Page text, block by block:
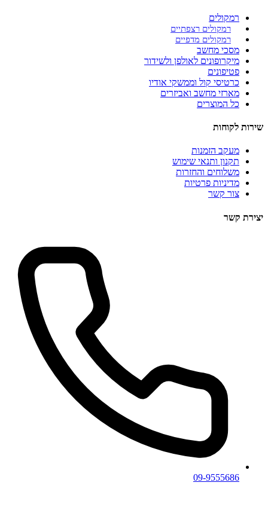
רמקולים
רמקולים רצפתיים
רמקולים מדפיים
מסכי מחשב
מיקרופונים לאולפן ולשידור
פטיפונים
כרטיסי קול וממשקי אודיו
מארזי מחשב ואביזרים
כל המוצרים
שירות לקוחות
מעקב הזמנות
תקנון ותנאי שימוש
משלוחים והחזרות
מדיניות פרטיות
צור קשר
יצירת קשר
09-9555686